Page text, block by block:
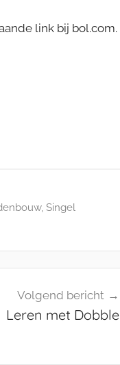
link bij bol.com.
, Singel
Volgend bericht
Leren met Dobble